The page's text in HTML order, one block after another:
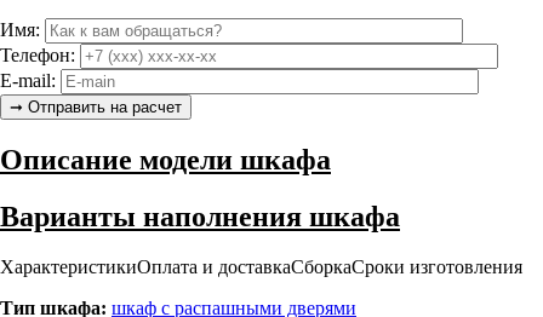
Имя:
Телефон:
E-mail:
Описание модели шкафа
Варианты наполнения шкафа
ХарактеристикиОплата и доставкаСборкаСроки изготовления
Тип шкафа: шкаф с распашными дверями